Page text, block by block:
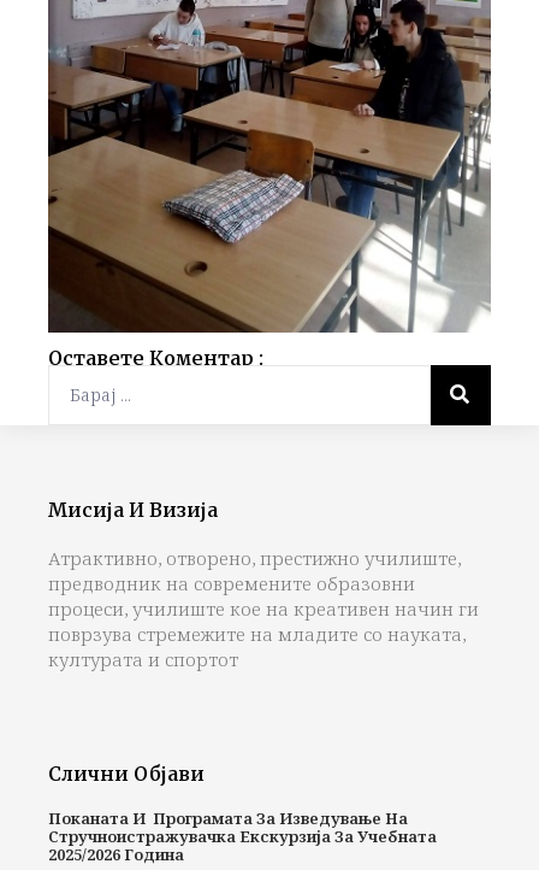
Оставете Коментар :
Мисија И Визија
Атрактивно, отворено, престижно училиште,
предводник на современите образовни
процеси, училиште кое на креативен начин ги
поврзува стремежите на младите со науката,
културата и спортот
Слични Објави
Поканата И Програмата За Изведување На
Стручноистражувачка Екскурзија За Учебната
2025/2026 Година